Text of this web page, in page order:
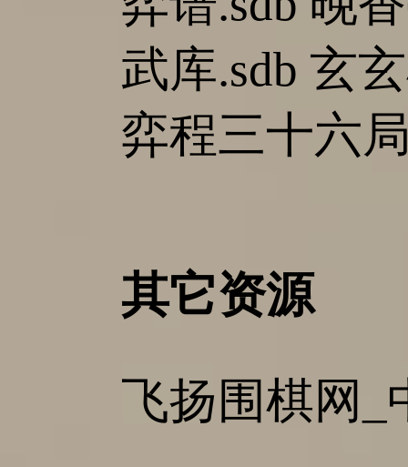
武库.sdb 玄
弈程三十六
其它资源
飞扬围棋网